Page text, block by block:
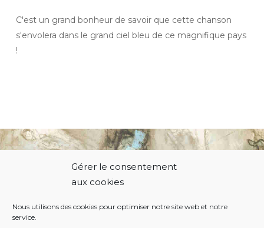
Gérer le consentement
aux cookies
Nous utilisons des cookies pour optimiser notre site web et notre
service.
C'est un grand bonheur de savoir que cette chanson
s'envolera dans le grand ciel bleu de ce magnifique pays
!
© 2021 Thierry Hodiamont.